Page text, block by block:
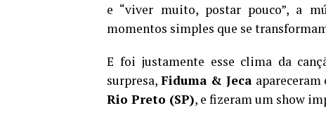
e “viver muito, postar pouco”, a
momentos simples que se
E foi justamente esse clima da
surpresa, Fiduma & Jeca
Rio Preto (SP), e fizeram um show